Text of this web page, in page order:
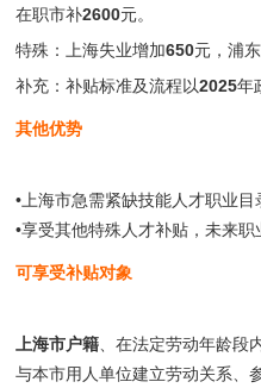
在职市补2600元。
特殊：上海失业增加650元，浦
补充：补贴标准及流程以2025年
其他优势
•上海市急需紧缺技能人才职业
•享受其他特殊人才补贴，未来
可享受补贴对象
上海市户籍 、在法定劳动年龄段
与本市用人单位建立劳动关系、